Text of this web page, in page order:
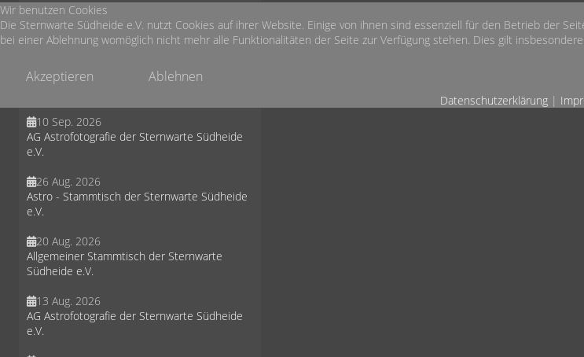
30 Sep. 2026
Astro - Stammtisch der Sternwarte Südheide
e.V.
19 Sep. 2026
10 Sep. 2026
AG Astrofotografie der Sternwarte Südheide
e.V.
26 Aug. 2026
Astro - Stammtisch der Sternwarte Südheide
e.V.
20 Aug. 2026
Allgemeiner Stammtisch der Sternwarte
Südheide e.V.
13 Aug. 2026
AG Astrofotografie der Sternwarte Südheide
e.V.
Wir benutzen Cookies
Die Sternwarte Südheide e.V. nutzt Cookies auf ihrer Website. Einige von ihnen sind essenziell für den Betrieb der
bei einer Ablehnung womöglich nicht mehr alle Funktionalitäten der Seite zur Verfügung stehen. Dies gilt
Akzeptieren Ablehnen
Datenschutzerklärung |